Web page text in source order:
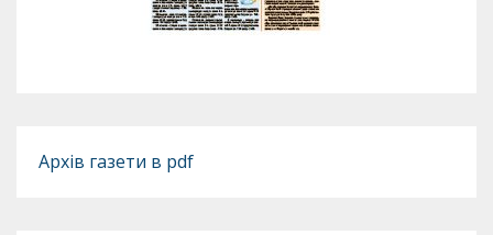
Архів газети в pdf